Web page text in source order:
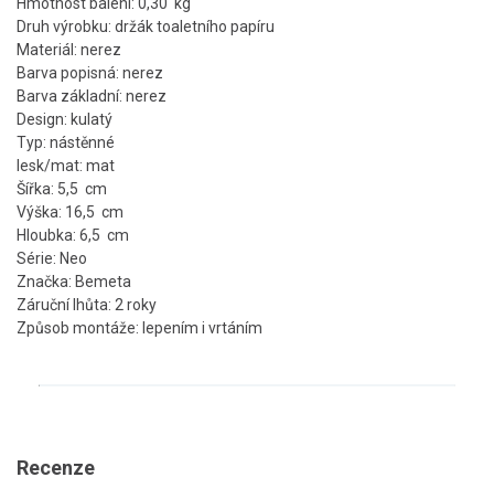
Druh výrobku: držák toaletního papíru
Materiál: nerez
Barva popisná: nerez
Barva základní: nerez
Design: kulatý
Typ: nástěnné
lesk/mat: mat
Šířka: 5,5 cm
Výška: 16,5 cm
Hloubka: 6,5 cm
Série: Neo
Značka: Bemeta
Záruční lhůta: 2 roky
Způsob montáže: lepením i vrtáním
Recenze